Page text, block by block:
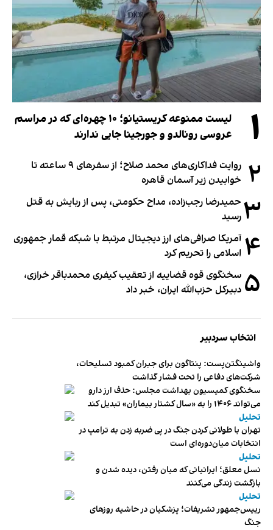
۱
لیست ممنوعه کریستیانو؛ ۱۰ چهره‌ای که در مراسم
عروسی رونالدو و جورجینا جایی ندارند
۲
روایت فداکاری‌های محمد صلاح؛ از سفرهای ۹ ساعته تا
خوابیدن زیر آسمان قاهره
۳ حمیدرضا رجب‌زاده، مداح حکومتی، پس از ربایش به قتل
رسید
۴ آمریکا صرافی‌های ارز دیجیتال مرتبط با شبکه قمار جمهوری
اسلامی را تحریم کرد
۵ سخنگوی قوه قضاییه از تعقیب کیفری محمدباقر خرازی،
دبیر‌کل حزب‌الله ایران، خبر داد
انتخاب سردبیر
واشینگتن‌پست: پنتاگون برای جبران کمبود تسلیحات،
شرکت‌های دفاعی را تحت فشار گذاشت
سخنگوی کمیسیون بهداشت مجلس: حذف ارز دارو
می‌تواند ۱۴۰۶ را به «سال کشتار بیماران» تبدیل کند
تحلیل
تهران با طولانی کردن جنگ در پی ضربه زدن به ترامپ در
انتخابات میان‌دوره‌ای است
تحلیل
نسل معلق؛ ایرانیانی که میان رفتن، دیده شدن و
بازگشت زندگی می‌کنند
تحلیل
رییس‌جمهور تشریفات؛ پزشکیان در حاشیه روزهای
جنگ